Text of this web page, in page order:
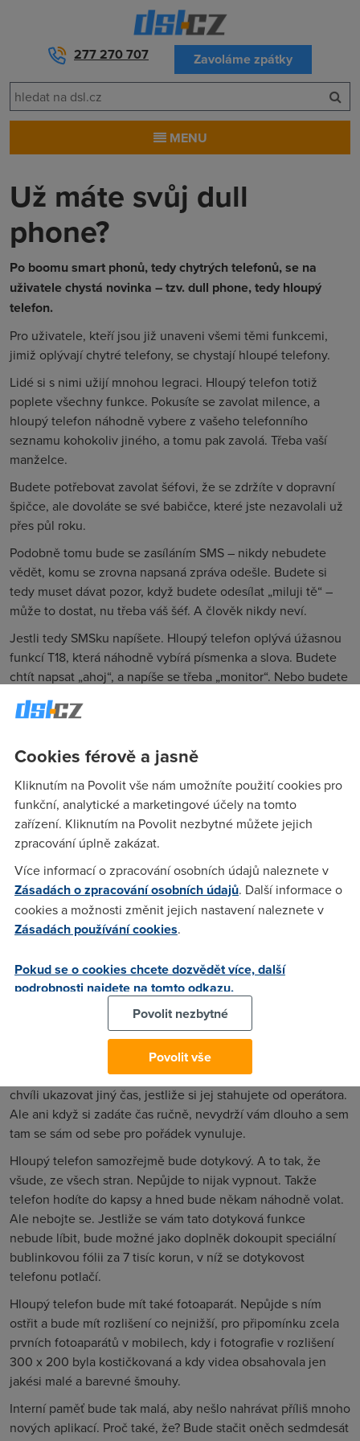
277 270 707 Zavoláme zpátky
MENU
Už máte svůj dull
phone?
Po boomu smart phonů, tedy chytrých telefonů, se na
uživatele chystá novinka – tzv. dull phone, tedy hloupý
telefon.
Pro uživatele, kteří jsou již unaveni všemi těmi funkcemi,
jimiž oplývají chytré telefony, se chystají hloupé telefony.
Lidé si s nimi užijí mnohou legraci. Hloupý telefon totiž
poplete všechny funkce. Pokusíte se zavolat milence, a
hloupý telefon náhodně vybere z vašeho telefonního
seznamu kohokoliv jiného, a tomu pak zavolá. Třeba vaší
manželce.
Budete potřebovat zavolat šéfovi, že se zdržíte v dopravní
špičce, ale dovoláte se své babičce, které jste nezavolali už
přes půl roku.
Podobně tomu bude se zasíláním SMS – nikdy nebudete
vědět, komu se zrovna napsaná zpráva odešle. Budete si
tedy muset dávat pozor, když budete odesílat „miluji tě“ –
může to dostat, nu třeba váš šéf. A člověk nikdy neví.
Jestli tedy SMSku napíšete. Hloupý telefon oplývá úžasnou
funkcí T18, která náhodně vybírá písmenka a slova. Budete
chtít napsat „ahoj“, a napíše se třeba „monitor“. Nebo budete
chtít napsat „kapřík“, a vyjde z toho „úplatek“ či dokonce
„krabice vína“. Případně „15. minuta“, záleží, v jakém
Hloupý telefon nabídne i další zajímavé a jistě oceňované
funkce. Během hovoru – pokud se tedy konečně někomu
dovoláte – vám bude vypadávat signál, hovor padat, často
bude nutné vytočit telefonní číslo znovu třeba pětkrát až
sedmkrát.
Oceňovaná jistě bude funkce rychlého vybíjení baterky.
Některé baterie se dokonce dokážou vybít do půl hodiny
poté, co je nabijete!
Telefonní seznam se rovněž dočkal úžasného uspořádání –
kontakt si nenávratně vymažete! A to dokonce i doposud
neuložené kontakty, jež jste si uložit zrovna chtěli. Jakékoliv
kliknutí o milimetr vedle, a smažete si veškeré údaje, i ty
Vzhledem k tomu, že se bude telefon náhodně připojovat a
odpojovat k síti a od sítě, bude vám hloupý telefon každou
chvíli ukazovat jiný čas, jestliže si jej stahujete od operátora.
Ale ani když si zadáte čas ručně, nevydrží vám dlouho a sem
tam se sám od sebe pro pořádek vynuluje.
Hloupý telefon samozřejmě bude dotykový. A to tak, že
všude, ze všech stran. Nepůjde to nijak vypnout. Takže
telefon hodíte do kapsy a hned bude někam náhodně volat.
Ale nebojte se. Jestliže se vám tato dotyková funkce
nebude líbit, bude možné jako doplněk dokoupit speciální
bublinkovou fólii za 7 tisíc korun, v níž se dotykovost
telefonu potlačí.
Hloupý telefon bude mít také fotoaparát. Nepůjde s ním
ostřit a bude mít rozlišení co nejnižší, pro připomínku zcela
prvních fotoaparátů v mobilech, kdy i fotografie v rozlišení
300 x 200 byla kostičkovaná a kdy videa obsahovala jen
jakési malé a barevné šmouhy.
Interní paměť bude tak malá, aby nešlo nahrávat příliš mnoho
nových aplikací. Proč také, že? Bude stačit oněch sedmdesát
Cookies férově a jasně
Kliknutím na Povolit vše nám umožníte použití cookies pro
funkční, analytické a marketingové účely na tomto
zařízení. Kliknutím na Povolit nezbytné můžete jejich
zpracování úplně zakázat.
Více informací o zpracování osobních údajů naleznete v
Zásadách o zpracování osobních údajů. Další informace o
cookies a možnosti změnit jejich nastavení naleznete v
Zásadách používání cookies.
Pokud se o cookies chcete dozvědět více, další
podrobnosti najdete na tomto odkazu.
Povolit nezbytné
Povolit vše